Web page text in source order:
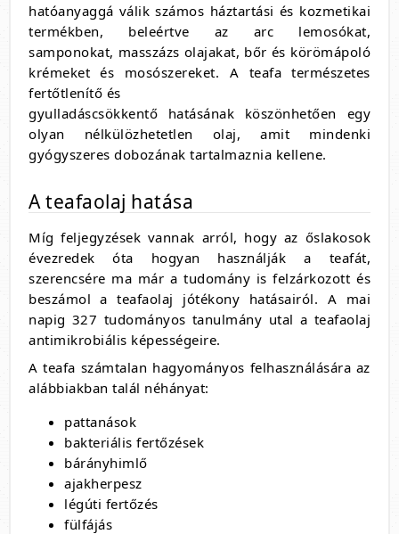
hatóanyaggá válik számos háztartási és kozmetikai
termékben, beleértve az arc lemosókat,
samponokat, masszázs olajakat, bőr és körömápoló
krémeket és mosószereket. A teafa természetes
fertőtlenítő és
gyulladáscsökkentő hatásának köszönhetően egy
olyan nélkülözhetetlen olaj, amit mindenki
gyógyszeres dobozának tartalmaznia kellene.
A teafaolaj hatása
Míg feljegyzések vannak arról, hogy az őslakosok
évezredek óta hogyan használják a teafát,
szerencsére ma már a tudomány is felzárkozott és
beszámol a teafaolaj jótékony hatásairól. A mai
napig 327 tudományos tanulmány utal a teafaolaj
antimikrobiális képességeire.
A teafa számtalan hagyományos felhasználására az
alábbiakban talál néhányat:
pattanások
bakteriális fertőzések
bárányhimlő
ajakherpesz
légúti fertőzés
fülfájás